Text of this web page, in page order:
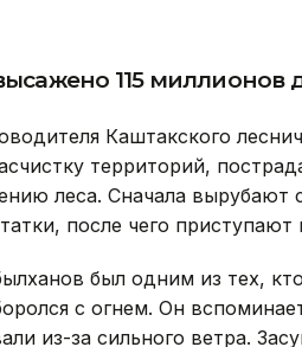
115 миллионов
Каштакского
территорий,
леса. Сначала вырубают
после чего
был одним из тех,
с огнем. Он
из-за сильного ветра.